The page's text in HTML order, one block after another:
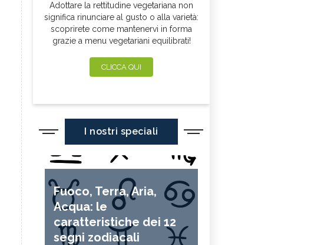
Adottare la rettitudine vegetariana non
significa rinunciare al gusto o alla varietà:
scoprirete come mantenervi in forma
grazie a menu vegetariani equilibrati!
CLICCA QUI
I nostri speciali
Fuoco, Terra, Aria,
Acqua: le
caratteristiche dei 12
segni zodiacali